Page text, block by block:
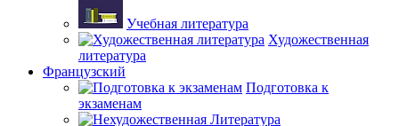
Учебная литература
Художественная
литература
Французский
Подготовка к
экзаменам